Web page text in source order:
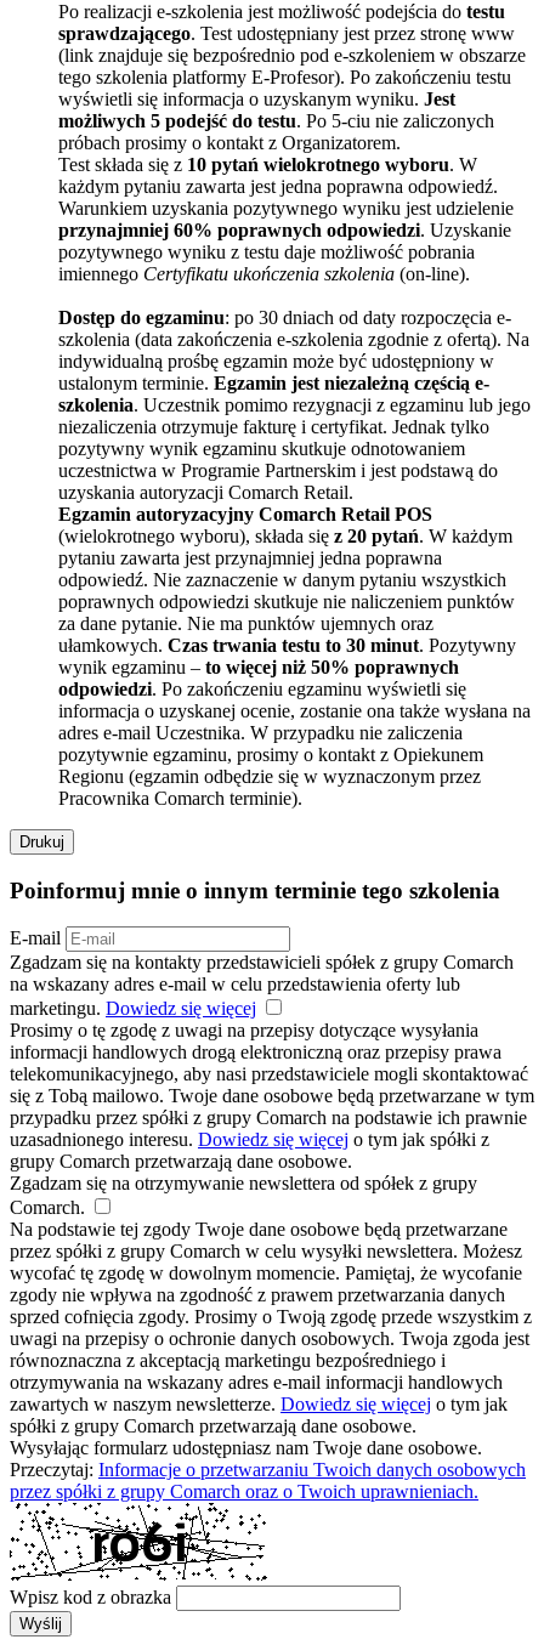
Po realizacji e-szkolenia jest możliwość podejścia do testu
sprawdzającego. Test udostępniany jest przez stronę www
(link znajduje się bezpośrednio pod e-szkoleniem w obszarze
tego szkolenia platformy E-Profesor). Po zakończeniu testu
wyświetli się informacja o uzyskanym wyniku. Jest
możliwych 5 podejść do testu. Po 5-ciu nie zaliczonych
próbach prosimy o kontakt z Organizatorem.
Test składa się z 10 pytań wielokrotnego wyboru. W
każdym pytaniu zawarta jest jedna poprawna odpowiedź.
Warunkiem uzyskania pozytywnego wyniku jest udzielenie
przynajmniej 60% poprawnych odpowiedzi. Uzyskanie
pozytywnego wyniku z testu daje możliwość pobrania
imiennego Certyfikatu ukończenia szkolenia (on-line).
Dostęp do egzaminu: po 30 dniach od daty rozpoczęcia e-
szkolenia (data zakończenia e-szkolenia zgodnie z ofertą). Na
indywidualną prośbę egzamin może być udostępniony w
ustalonym terminie. Egzamin jest niezależną częścią e-
szkolenia. Uczestnik pomimo rezygnacji z egzaminu lub jego
niezaliczenia otrzymuje fakturę i certyfikat. Jednak tylko
pozytywny wynik egzaminu skutkuje odnotowaniem
uczestnictwa w Programie Partnerskim i jest podstawą do
uzyskania autoryzacji Comarch Retail.
Egzamin autoryzacyjny Comarch Retail POS
(wielokrotnego wyboru), składa się z 20 pytań. W każdym
pytaniu zawarta jest przynajmniej jedna poprawna
odpowiedź. Nie zaznaczenie w danym pytaniu wszystkich
poprawnych odpowiedzi skutkuje nie naliczeniem punktów
za dane pytanie. Nie ma punktów ujemnych oraz
ułamkowych. Czas trwania testu to 30 minut. Pozytywny
wynik egzaminu – to więcej niż 50% poprawnych
odpowiedzi. Po zakończeniu egzaminu wyświetli się
informacja o uzyskanej ocenie, zostanie ona także wysłana na
adres e-mail Uczestnika. W przypadku nie zaliczenia
pozytywnie egzaminu, prosimy o kontakt z Opiekunem
Regionu (egzamin odbędzie się w wyznaczonym przez
Pracownika Comarch terminie).
Drukuj
Poinformuj mnie o innym terminie tego szkolenia
E-mail
Zgadzam się na kontakty przedstawicieli spółek z grupy Comarch
na wskazany adres e-mail w celu przedstawienia oferty lub
marketingu. Dowiedz się więcej
Prosimy o tę zgodę z uwagi na przepisy dotyczące wysyłania
informacji handlowych drogą elektroniczną oraz przepisy prawa
telekomunikacyjnego, aby nasi przedstawiciele mogli skontaktować
się z Tobą mailowo. Twoje dane osobowe będą przetwarzane w tym
przypadku przez spółki z grupy Comarch na podstawie ich prawnie
uzasadnionego interesu. Dowiedz się więcej o tym jak spółki z
grupy Comarch przetwarzają dane osobowe.
Zgadzam się na otrzymywanie newslettera od spółek z grupy
Comarch.
Na podstawie tej zgody Twoje dane osobowe będą przetwarzane
przez spółki z grupy Comarch w celu wysyłki newslettera. Możesz
wycofać tę zgodę w dowolnym momencie. Pamiętaj, że wycofanie
zgody nie wpływa na zgodność z prawem przetwarzania danych
sprzed cofnięcia zgody. Prosimy o Twoją zgodę przede wszystkim z
uwagi na przepisy o ochronie danych osobowych. Twoja zgoda jest
równoznaczna z akceptacją marketingu bezpośredniego i
otrzymywania na wskazany adres e-mail informacji handlowych
zawartych w naszym newsletterze. Dowiedz się więcej o tym jak
spółki z grupy Comarch przetwarzają dane osobowe.
Wysyłając formularz udostępniasz nam Twoje dane osobowe.
Przeczytaj: Informacje o przetwarzaniu Twoich danych osobowych
przez spółki z grupy Comarch oraz o Twoich uprawnieniach.
Wpisz kod z obrazka
Wyślij